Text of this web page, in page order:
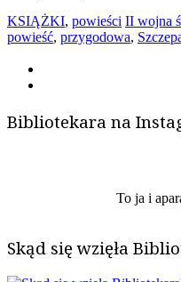
KSIĄŻKI, powieści II wojna
powieść, przygodowa,
Bibliotekara na
To ja i
Skąd się wzięła